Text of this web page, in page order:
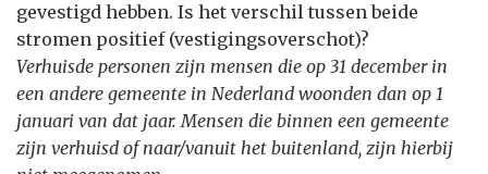
gevestigd hebben. Is het verschil tussen beide
stromen positief (vestigingsoverschot)?
Verhuisde personen zijn mensen die op 31 december in
een andere gemeente in Nederland woonden dan op 1
januari van dat jaar. Mensen die binnen een gemeente
zijn verhuisd of naar/vanuit het buitenland, zijn hierbij